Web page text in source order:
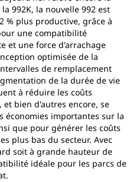
992K, la nouvelle 992 est
% plus productive, grâce à
une compatibilité
et une force d'arrachage
optimisée de la
de remplacement
de la durée de vie
à réduire les coûts
bien d'autres encore, se
importantes sur la
que pour générer les coûts
plus bas du secteur. Avec
soit à grande hauteur de
idéale pour les parcs de